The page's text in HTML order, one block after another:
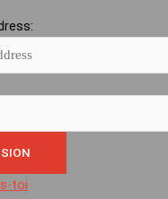
toi